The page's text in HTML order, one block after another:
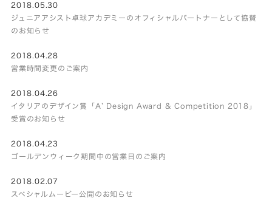
2018.05.30
ジュニアアシスト卓球アカデミーのオフィシャルパートナーとして協賛
のお知らせ
2018.04.28
営業時間変更のご案内
2018.04.26
イタリアのデザイン賞「A’ Design Award & Competition 2018」
受賞のお知らせ
2018.04.23
ゴールデンウィーク期間中の営業日のご案内
2018.02.07
スペシャルムービー公開のお知らせ